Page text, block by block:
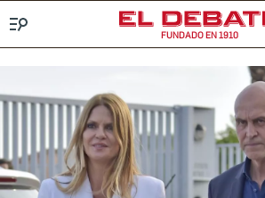
FUNDADO EN 1910